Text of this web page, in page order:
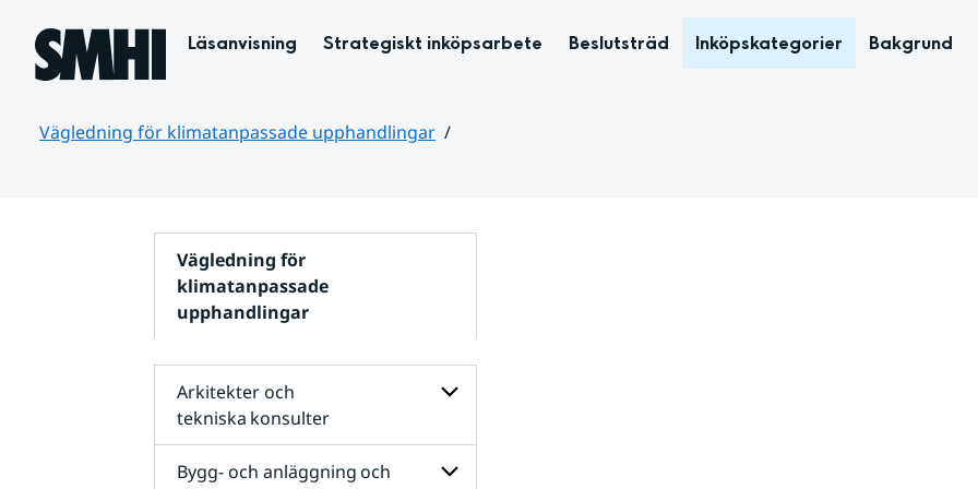
Hoppa till sidans innehåll
Läsanvisning Strategiskt inköpsarbete Beslutsträd Inköpskategorier Bakgrund
Vägledning för klimatanpassade upphandlingar
Vägledning för
klimatanpassade
upphandlingar
Arkitekter och
tekniska konsulter
Undersidor
för
Bygg- och anläggning och